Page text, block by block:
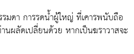
มดา การรดน้ำผู้ใหญ่ ที่เคารพนับถือ
นผลัดเปลี่ยนด้วย หากเป็นฆราวาสจะ